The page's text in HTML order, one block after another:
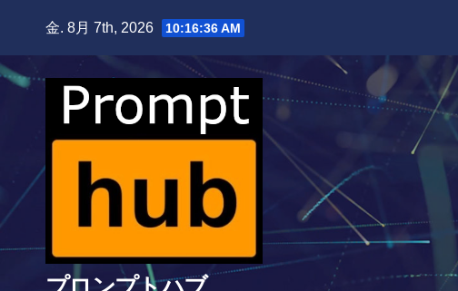
content
金. 8月 7th, 2026 10:16:37 AM